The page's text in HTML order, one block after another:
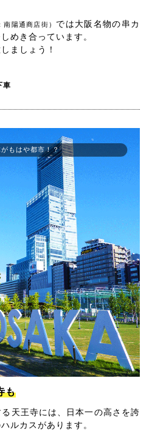
南陽通商店街） では大阪名物の串カ
めき合っています。
ましょう！
車
も
天王寺には、日本一の高さを誇
ルカスがあります。
もはや都市！？